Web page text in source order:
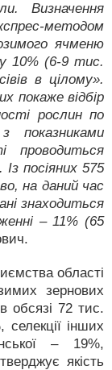
Визначення
методом
ячменю
10% (6-9 тис.
в цілому».
покаже відбір
рослин по
показниками
проводиться
посіяних 575
на даний час
знаходиться
– 11% (65
області
зернових
обсязі 72 тис.
селекції інших
– 19%,
якість